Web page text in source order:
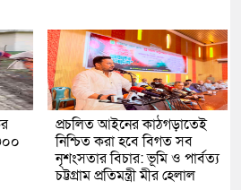
প্রচলিত আইনের কাঠগড়াতেই
নিশ্চিত করা হবে বিগত সব
নৃশংসতার বিচার: ভূমি ও পার্বত্য
চট্টগ্রাম প্রতিমন্ত্রী মীর হেলাল